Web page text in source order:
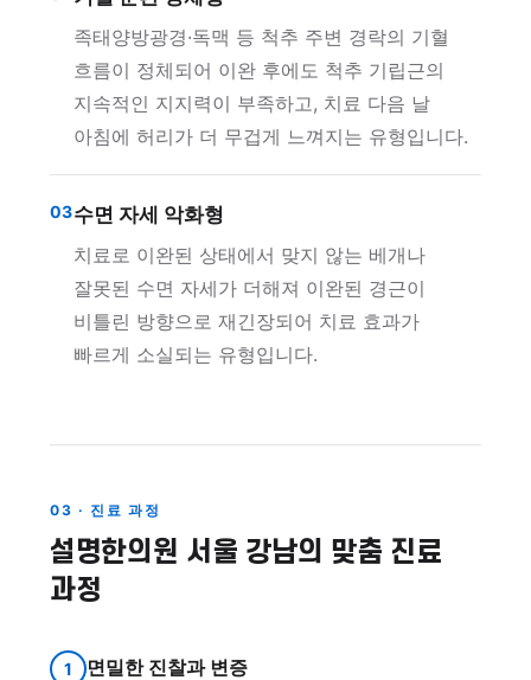
족태양방광경·독맥 등 척추 주변 경락의 기혈
흐름이 정체되어 이완 후에도 척추 기립근의
지속적인 지지력이 부족하고, 치료 다음 날
아침에 허리가 더 무겁게 느껴지는 유형입니다.
03수면 자세 악화형
치료로 이완된 상태에서 맞지 않는 베개나
잘못된 수면 자세가 더해져 이완된 경근이
비틀린 방향으로 재긴장되어 치료 효과가
빠르게 소실되는 유형입니다.
03 · 진료 과정
설명한의원 서울 강남의 맞춤 진료
과정
1 면밀한 진찰과 변증